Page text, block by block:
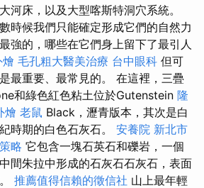
河床，以及大型喀斯特洞穴系統。
時候我們只能確定形成它們的自然力
強的，哪些在它們身上留下了最引人
燴 毛孔粗大醫美治療 台中眼科 但可
最重要、最常見的。 在這裡，三疊
和綠色紅色粘土位於Gutenstein 隆
燴 老鼠 Black，瀝青版本，其次是白
時期的白色石灰石。 安養院 新北市
略 它包含一塊石英石和礫岩，一個
間朱拉中形成的石灰石石灰石，表面
推薦值得信賴的徵信社 山上最年輕